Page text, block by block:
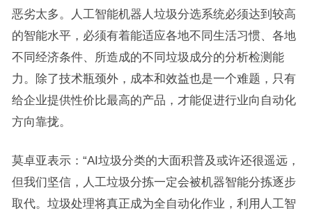
恶劣太多。人工智能机器人垃圾分选系统必须达到较高
的智能水平，必须有着能适应各地不同生活习惯、各地
不同经济条件、所造成的不同垃圾成分的分析检测能
力。除了技术瓶颈外，成本和效益也是一个难题，只有
给企业提供性价比最高的产品，才能促进行业向自动化
方向靠拢。
莫卓亚表示：“AI垃圾分类的大面积普及或许还很遥远，
但我们坚信，人工垃圾分拣一定会被机器智能分拣逐步
取代。垃圾处理将真正成为全自动化作业，利用人工智